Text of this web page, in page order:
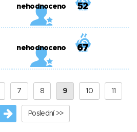
nehodnoceno 52
nehodnoceno 67
7 8 9 10 11
Poslední >>